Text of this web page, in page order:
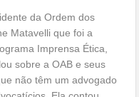
da Ordem dos
Matavelli que foi a
Imprensa Ética,
sobre a OAB e seus
não têm um advogado